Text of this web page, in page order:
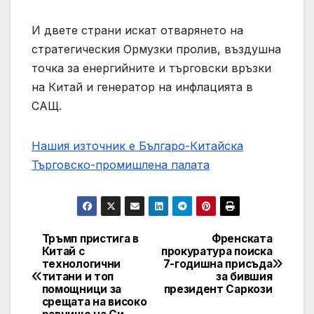
И двете страни искат отварянето на
стратегическия Ормузки пролив, въздушна
точка за енергийните и търговски връзки
на Китай и генератор на инфлацията в
САЩ.
Нашия източник е Българо-Китайска
Търговско-промишлена палaта
Post
navigation
Френската
прокуратура поиска
7-годишна присъда
за бившия
президент Саркози
Тръмп пристига в
Китай с
технологични
титани и топ
помощници за
срещата на високо